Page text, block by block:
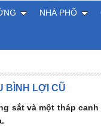
BÌNH LỢI CŨ
sắt và một tháp canh
NHÀ PHỐ